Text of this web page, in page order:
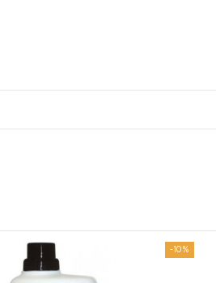
-10%